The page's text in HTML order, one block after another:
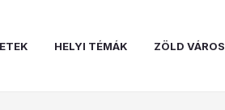
HELYI TÉMÁK ZÖLD VÁROS